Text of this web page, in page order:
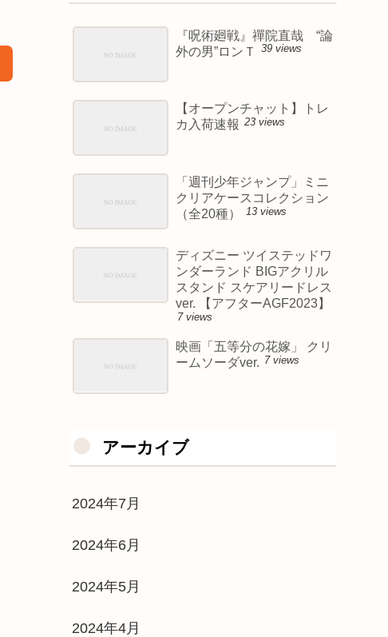
『呪術廻戦』禪院直哉 “論
外の男”ロンＴ
39 views
【オープンチャット】トレ
カ入荷速報 23 views
「週刊少年ジャンプ」ミニ
クリアケースコレクション
（全20種）
13 views
ディズニー ツイステッドワ
ンダーランド BIGアクリル
スタンド スケアリードレス
ver. 【アフターAGF2023】
7 views
映画「五等分の花嫁」 クリ
ームソーダver. 7 views
アーカイブ
2024年7月
2024年6月
2024年5月
2024年4月